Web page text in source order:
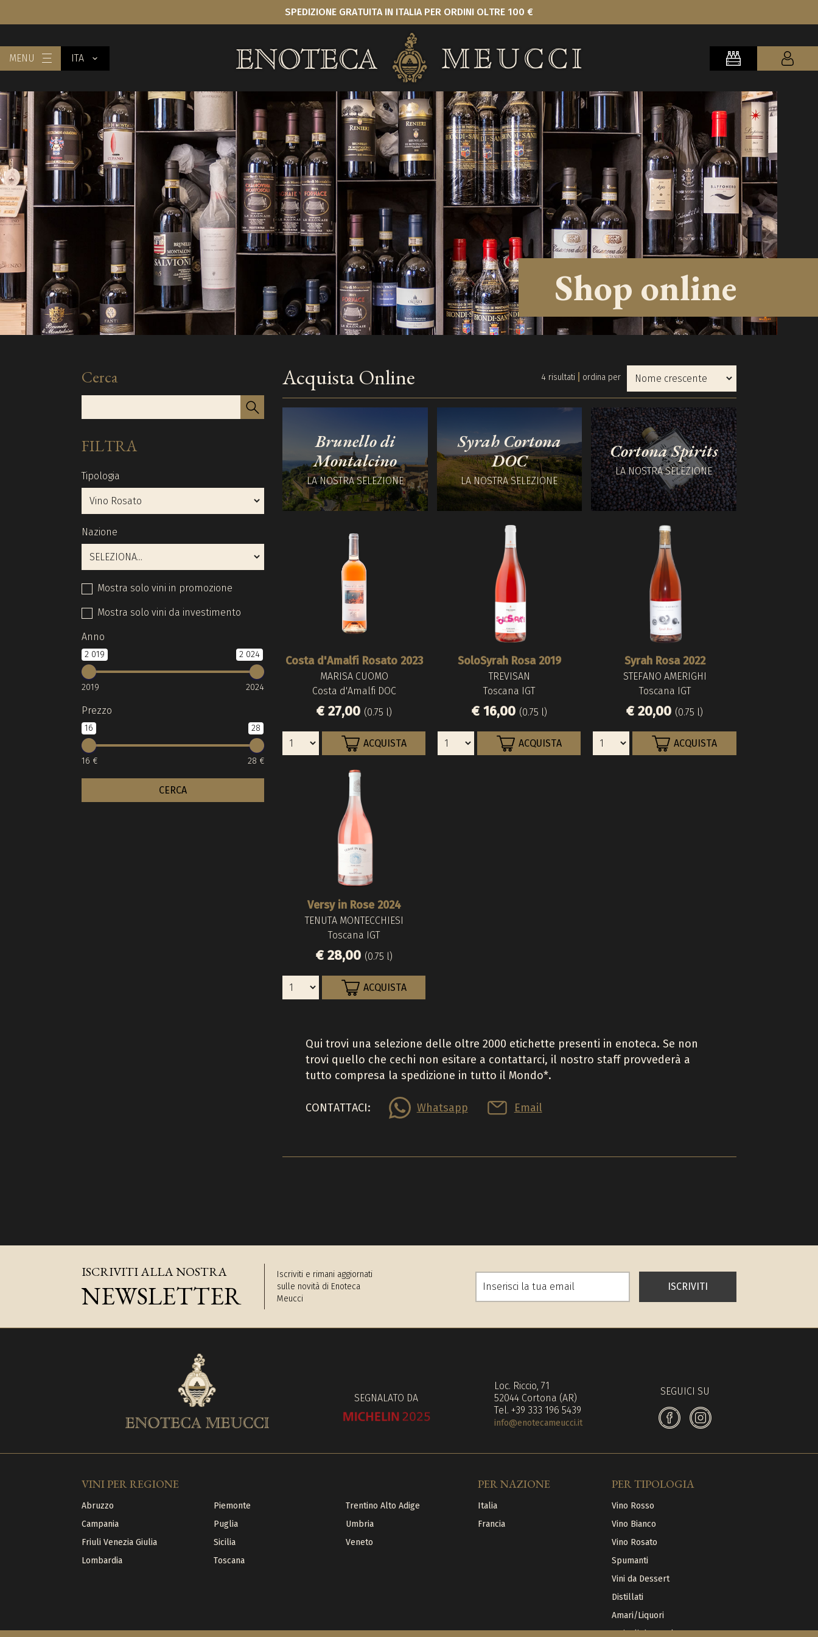
SPEDIZIONE GRATUITA IN ITALIA PER ORDINI OLTRE 100 €
MENU ITA
Shop online
Cerca
FILTRA
Tipologia
Nazione
Mostra solo vini in promozione
Mostra solo vini da investimento
Anno
2 019 2 024
2019 2024
Prezzo
16 28
16 € 28 €
CERCA
Acquista Online 4 risultati ordina per
Brunello di
Montalcino
LA NOSTRA SELEZIONE
Syrah Cortona
DOC
LA NOSTRA SELEZIONE
Cortona Spirits
LA NOSTRA SELEZIONE
Costa d'Amalfi Rosato 2023
MARISA CUOMO
Costa d'Amalfi DOC
€ 27,00 (0.75 l)
ACQUISTA
SoloSyrah Rosa 2019
TREVISAN
Toscana IGT
€ 16,00 (0.75 l)
ACQUISTA
Syrah Rosa 2022
STEFANO AMERIGHI
Toscana IGT
€ 20,00 (0.75 l)
ACQUISTA
Versy in Rose 2024
TENUTA MONTECCHIESI
Toscana IGT
€ 28,00 (0.75 l)
ACQUISTA
Qui trovi una selezione delle oltre 2000 etichette presenti in enoteca. Se non
trovi quello che cechi non esitare a contattarci, il nostro staff provvederà a
tutto compresa la spedizione in tutto il Mondo*.
CONTATTACI: Whatsapp Email
ISCRIVITI ALLA NOSTRA
NEWSLETTER
Iscriviti e rimani aggiornati
sulle novità di Enoteca
Meucci
ISCRIVITI
SEGNALATO DA
Loc. Riccio, 71
52044 Cortona (AR)
Tel. +39 333 196 5439
info@enotecameucci.it
SEGUICI SU
VINI PER REGIONE
Abruzzo
Campania
Friuli Venezia Giulia
Lombardia
Piemonte
Puglia
Sicilia
Toscana
Trentino Alto Adige
Umbria
Veneto
PER NAZIONE
Italia
Francia
PER TIPOLOGIA
Vino Rosso
Vino Bianco
Vino Rosato
Spumanti
Vini da Dessert
Distillati
Amari/Liquori
Articoli da regalo